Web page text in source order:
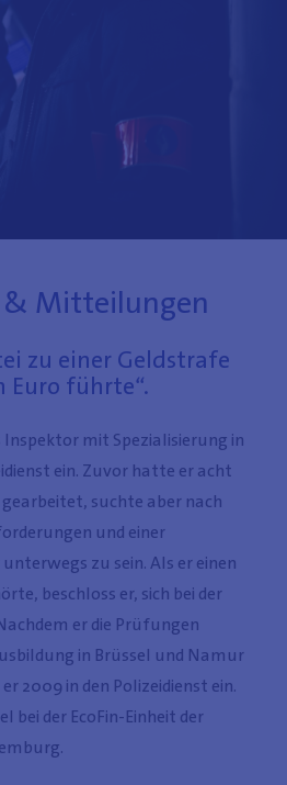
& Mitteilungen
zu einer Geldstrafe
Euro führte“.
mit Spezialisierung in
ein. Zuvor hatte er acht
suchte aber nach
und einer
zu sein. Als er einen
beschloss er, sich bei der
er die Prüfungen
in Brüssel und Namur
2009 in den Polizeidienst ein.
bei der EcoFin-Einheit der